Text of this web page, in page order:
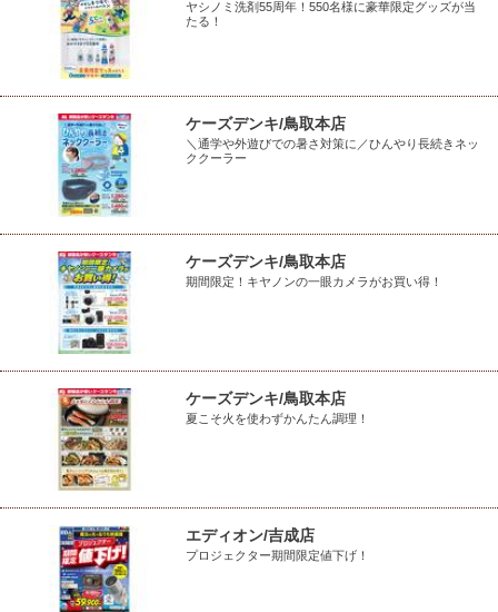
ヤシノミ洗剤55周年！550名様に豪華限定グッズが当
たる！
ケーズデンキ/鳥取本店
＼通学や外遊びでの暑さ対策に／ひんやり長続きネッ
ククーラー
ケーズデンキ/鳥取本店
期間限定！キヤノンの一眼カメラがお買い得！
ケーズデンキ/鳥取本店
夏こそ火を使わずかんたん調理！
エディオン/吉成店
プロジェクター期間限定値下げ！